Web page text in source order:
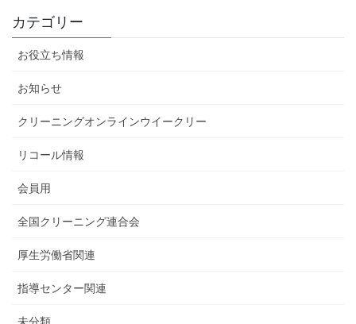
カテゴリー
お役立ち情報
お知らせ
クリーニングオンラインウイークリー
リコール情報
会員用
全国クリーニング連合会
厚生労働省関連
指導センター関連